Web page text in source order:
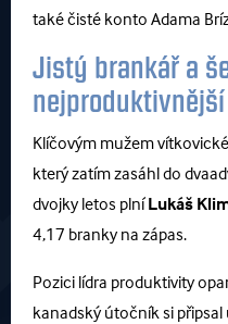
také čisté konto Adama
Jistý brankář a
Klíčovým mužem
který zatím zasáhl do
dvojky letos plníLukáš
4,17 branky na zápas.
Pozici lídra produktivity
kanadský útočník si